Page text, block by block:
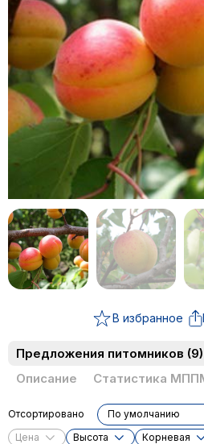
В избранное
Предложения питомников (9)
Описание
Статистика
Цена Высота Корневая
Отсортировано По умолчанию